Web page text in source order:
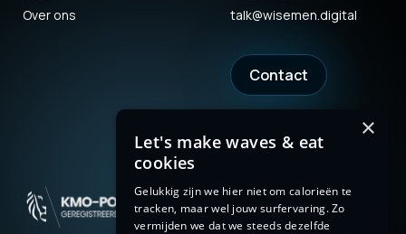
Over ons
talk@wisemen.digital
Contact
×
Let's make waves & eat
cookies
Gelukkig zijn we hier niet om calorieën te
tracken, maar wel jouw surfervaring. Zo
vermijden we dat we steeds dezelfde